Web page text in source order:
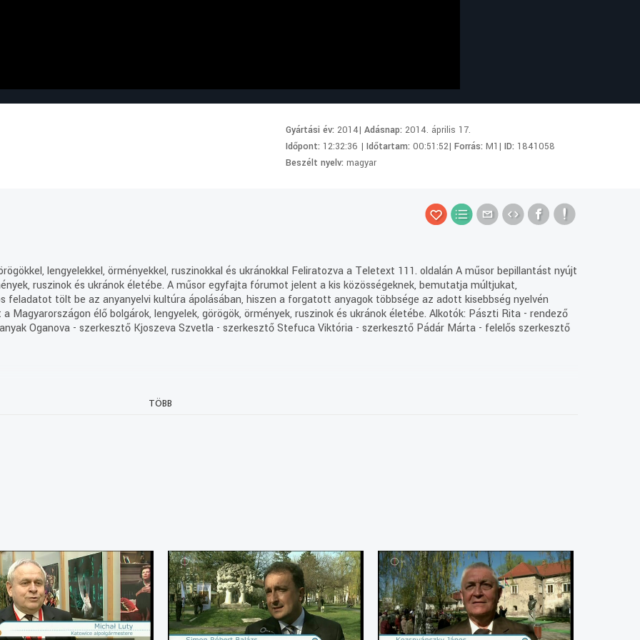
Gyártási év:2014|Adásnap:2014. április 17.
Időpont: 12:32:36 |Időtartam:00:51:52|Forrás:M1|ID: 1841058
Beszélt nyelv:magyar
lengyelekkel, örményekkel, ruszinokkal és ukránokkal Feliratozva a Teletext 111. oldalán A műsor bepillantást nyújt
ruszinok és ukránok életébe. A műsor egyfajta fórumot jelent a kis közösségeknek, bemutatja múltjukat,
tölt be az anyanyelvi kultúra ápolásában, hiszen a forgatott anyagok többsége az adott kisebbség nyelvén
Magyarországon élő bolgárok, lengyelek, görögök, örmények, ruszinok és ukránok életébe. Alkotók: Pászti Rita - rendező
Oganova - szerkesztő Kjoszeva Szvetla - szerkesztő Stefuca Viktória - szerkesztő Pádár Márta - felelős szerkesztő
emlékművét Győrött. A két ország államfői ezen a napon írták alá az úgynevezett Győri Nyilatkozatot, amely
történelemre és barátságra való tekintettel, március 23-át a Magyar-Lengyel Barátság Napjává nyilvánítja. Az
évben Sárospatakon és Borsiban is megemlékeznek.
választott magának. Szabadidejében gobelineket készít. Legújabb alkotásában a Duna vizeire kalauzol minket.
utcai általános iskola, amely ma Hunyadi Mátyás nevét viseli, idén tölti be a kerek évfordulót. Az öt évtized során közel 20
TÖBB